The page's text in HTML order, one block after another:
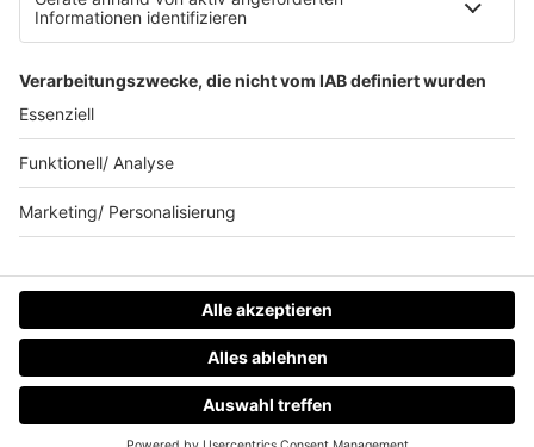
HOME RADIOS MENÜ
1deutsch.de
WEIHNACHTSMUSIK.FM
© barba radio. Ein Baby von Barbara Schöneberger und
REGIOCAST.